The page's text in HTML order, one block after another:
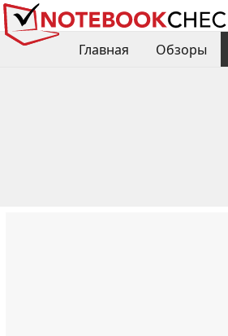
Главная Обзоры